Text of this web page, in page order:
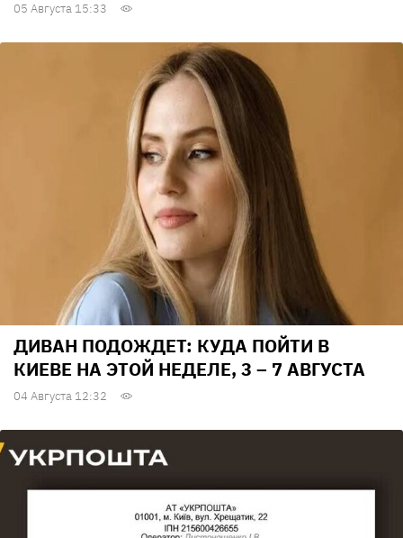
05 Августа 15:33
ДИВАН ПОДОЖДЕТ: КУДА ПОЙТИ В
КИЕВЕ НА ЭТОЙ НЕДЕЛЕ, 3 – 7 АВГУСТА
04 Августа 12:32